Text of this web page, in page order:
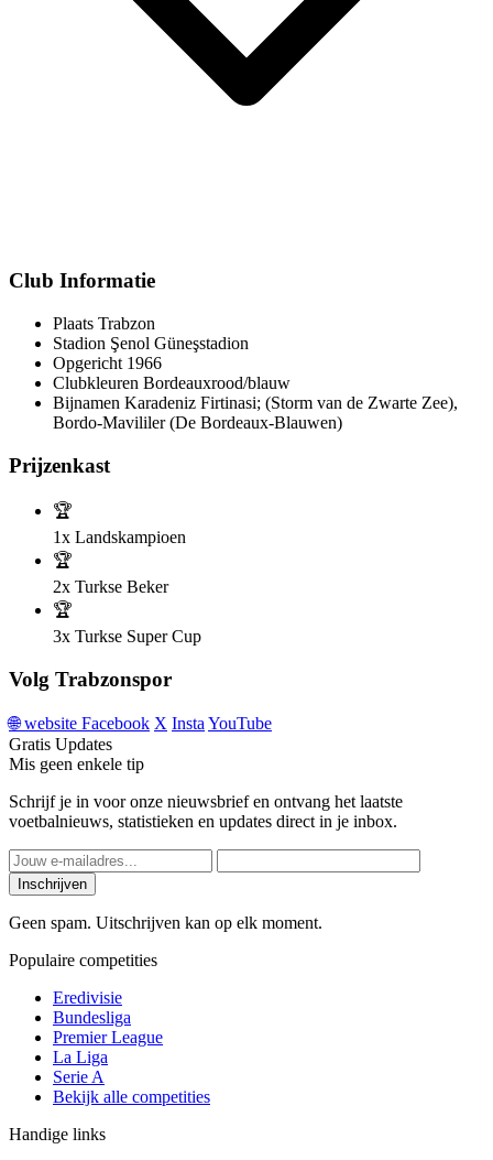
Club Informatie
Plaats Trabzon
Stadion Şenol Güneşstadion
Opgericht 1966
Clubkleuren Bordeauxrood/blauw
Bijnamen Karadeniz Firtinasi; (Storm van de Zwarte Zee),
Bordo-Mavililer (De Bordeaux-Blauwen)
Prijzenkast
🏆
1x Landskampioen
🏆
2x Turkse Beker
🏆
3x Turkse Super Cup
Volg Trabzonspor
🌐 website Facebook X Insta YouTube
Gratis Updates
Mis geen enkele tip
Schrijf je in voor onze nieuwsbrief en ontvang het laatste
voetbalnieuws, statistieken en updates direct in je inbox.
Inschrijven
Geen spam. Uitschrijven kan op elk moment.
Populaire competities
Eredivisie
Bundesliga
Premier League
La Liga
Serie A
Bekijk alle competities
Handige links